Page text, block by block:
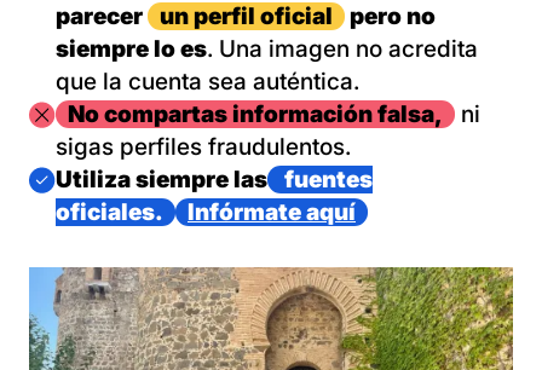
parecer
un perfil oficial
pero no
siempre lo es. Una imagen no acredita
que la cuenta sea auténtica.
ImagenNo compartas información falsa,
ni
sigas perfiles fraudulentos.
Imagen
Utiliza siempre las
fuentes
oficiales.
Infórmate aquí